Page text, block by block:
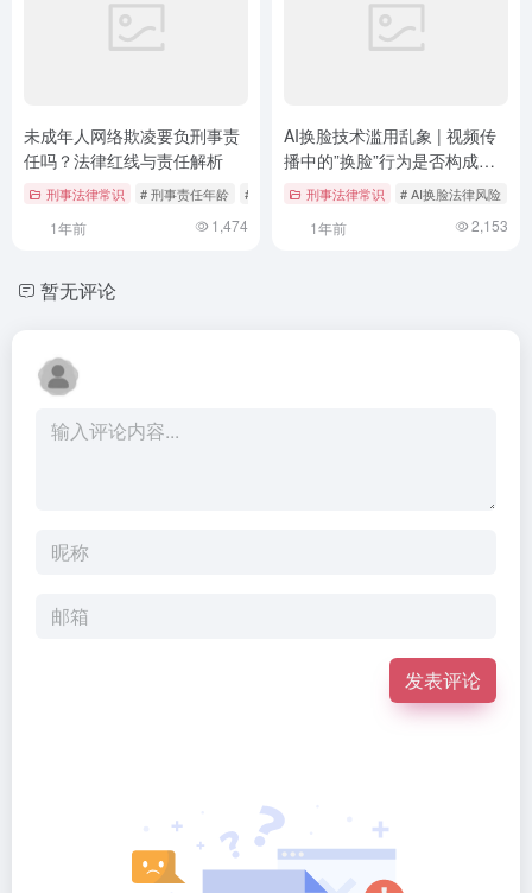
未成年人网络欺凌要负刑事责
任吗？法律红线与责任解析
刑事法律常识 # 刑事责任年龄 # 未成年人保护 # 校园暴力
1年前 1,474
AI换脸技术滥用乱象 | 视频传
播中的”换脸”行为是否构成侮
辱罪？
刑事法律常识 # AI换脸法律风险
1年前 2,153
暂无评论
发表评论